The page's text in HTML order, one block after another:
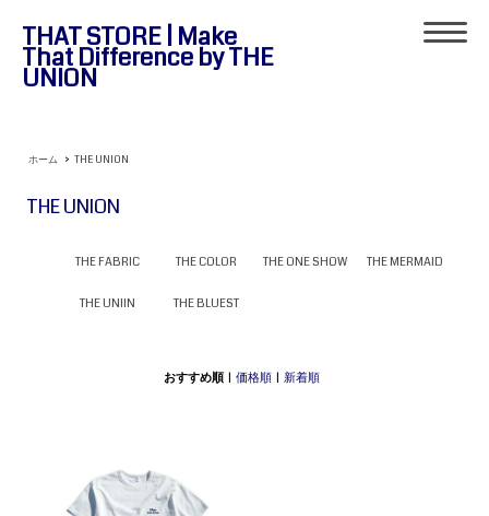
THAT STORE | Make
That Difference by THE
UNION
ホーム > THE UNION
THE UNION
THE FABRIC THE COLOR THE ONE SHOW THE MERMAID
THE UNIIN THE BLUEST
おすすめ順 |価格順 |新着順